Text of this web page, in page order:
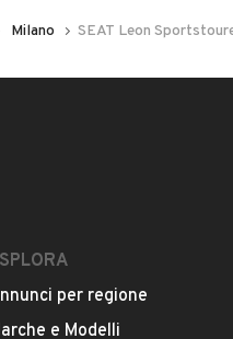
Milano SEAT Leon
per regione
e Modelli